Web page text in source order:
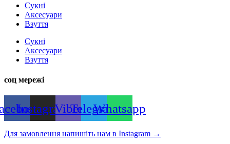
Сукні
Аксесуари
Взуття
Сукні
Аксесуари
Взуття
соц мережі
InstagramViberTelegramWhatsapp
Для замовлення напишіть нам в Instagram →